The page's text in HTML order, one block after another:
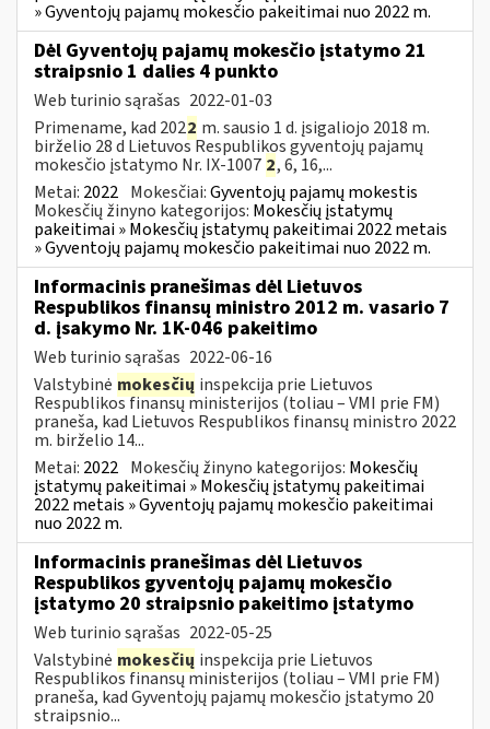
» Gyventojų pajamų mokesčio pakeitimai nuo 2022 m.
Dėl Gyventojų pajamų mokesčio įstatymo 21
straipsnio 1 dalies 4 punkto
Web turinio sąrašas 2022-01-03
Primename, kad 2022 m. sausio 1 d. įsigaliojo 2018 m.
birželio 28 d Lietuvos Respublikos gyventojų pajamų
mokesčio įstatymo Nr. IX-1007 2, 6, 16,...
Metai: 2022 Mokesčiai:Gyventojų pajamų mokestis
Mokesčių žinyno kategorijos: Mokesčių įstatymų
pakeitimai » Mokesčių įstatymų pakeitimai 2022 metais
» Gyventojų pajamų mokesčio pakeitimai nuo 2022 m.
Informacinis pranešimas dėl Lietuvos
Respublikos finansų ministro 2012 m. vasario 7
d. įsakymo Nr. 1K-046 pakeitimo
Web turinio sąrašas 2022-06-16
Valstybinė mokesčių inspekcija prie Lietuvos
Respublikos finansų ministerijos (toliau – VMI prie FM)
praneša, kad Lietuvos Respublikos finansų ministro 2022
m. birželio 14...
Metai: 2022 Mokesčių žinyno kategorijos: Mokesčių
įstatymų pakeitimai » Mokesčių įstatymų pakeitimai
2022 metais » Gyventojų pajamų mokesčio pakeitimai
nuo 2022 m.
Informacinis pranešimas dėl Lietuvos
Respublikos gyventojų pajamų mokesčio
įstatymo 20 straipsnio pakeitimo įstatymo
Web turinio sąrašas 2022-05-25
Valstybinė mokesčių inspekcija prie Lietuvos
Respublikos finansų ministerijos (toliau – VMI prie FM)
praneša, kad Gyventojų pajamų mokesčio įstatymo 20
straipsnio...